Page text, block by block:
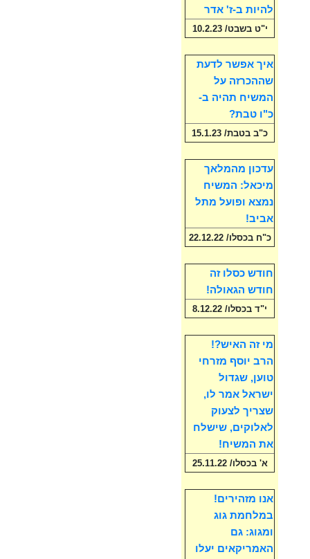
להיות ב-ז' אדר
י"ט בשבט/ 10.2.23
איך אפשר לדעת
שההכרזה על
המשיח תהיה ב-
כ"ו טבת?
כ"ב בטבת/ 15.1.23
עדכון מהמלאך
מיכאל: המשיח
נמצא ופועל מתל
אביב!
כ"ח בכסלו/ 22.12.22
חודש כסלו זה
חודש הגאולה!
י"ד בכסלו/ 8.12.22
מי זה האיש?!
הרב יוסף מזרחי
טוען, שגדול
ישראל אמר לו,
שצריך לצעוק
לאלוקים, שישלח
את המשיח!
א' בכסלו/ 25.11.22
אנו מזהירים!
במלחמת גוג
ומגוג: גם
האמריקאים יעלו